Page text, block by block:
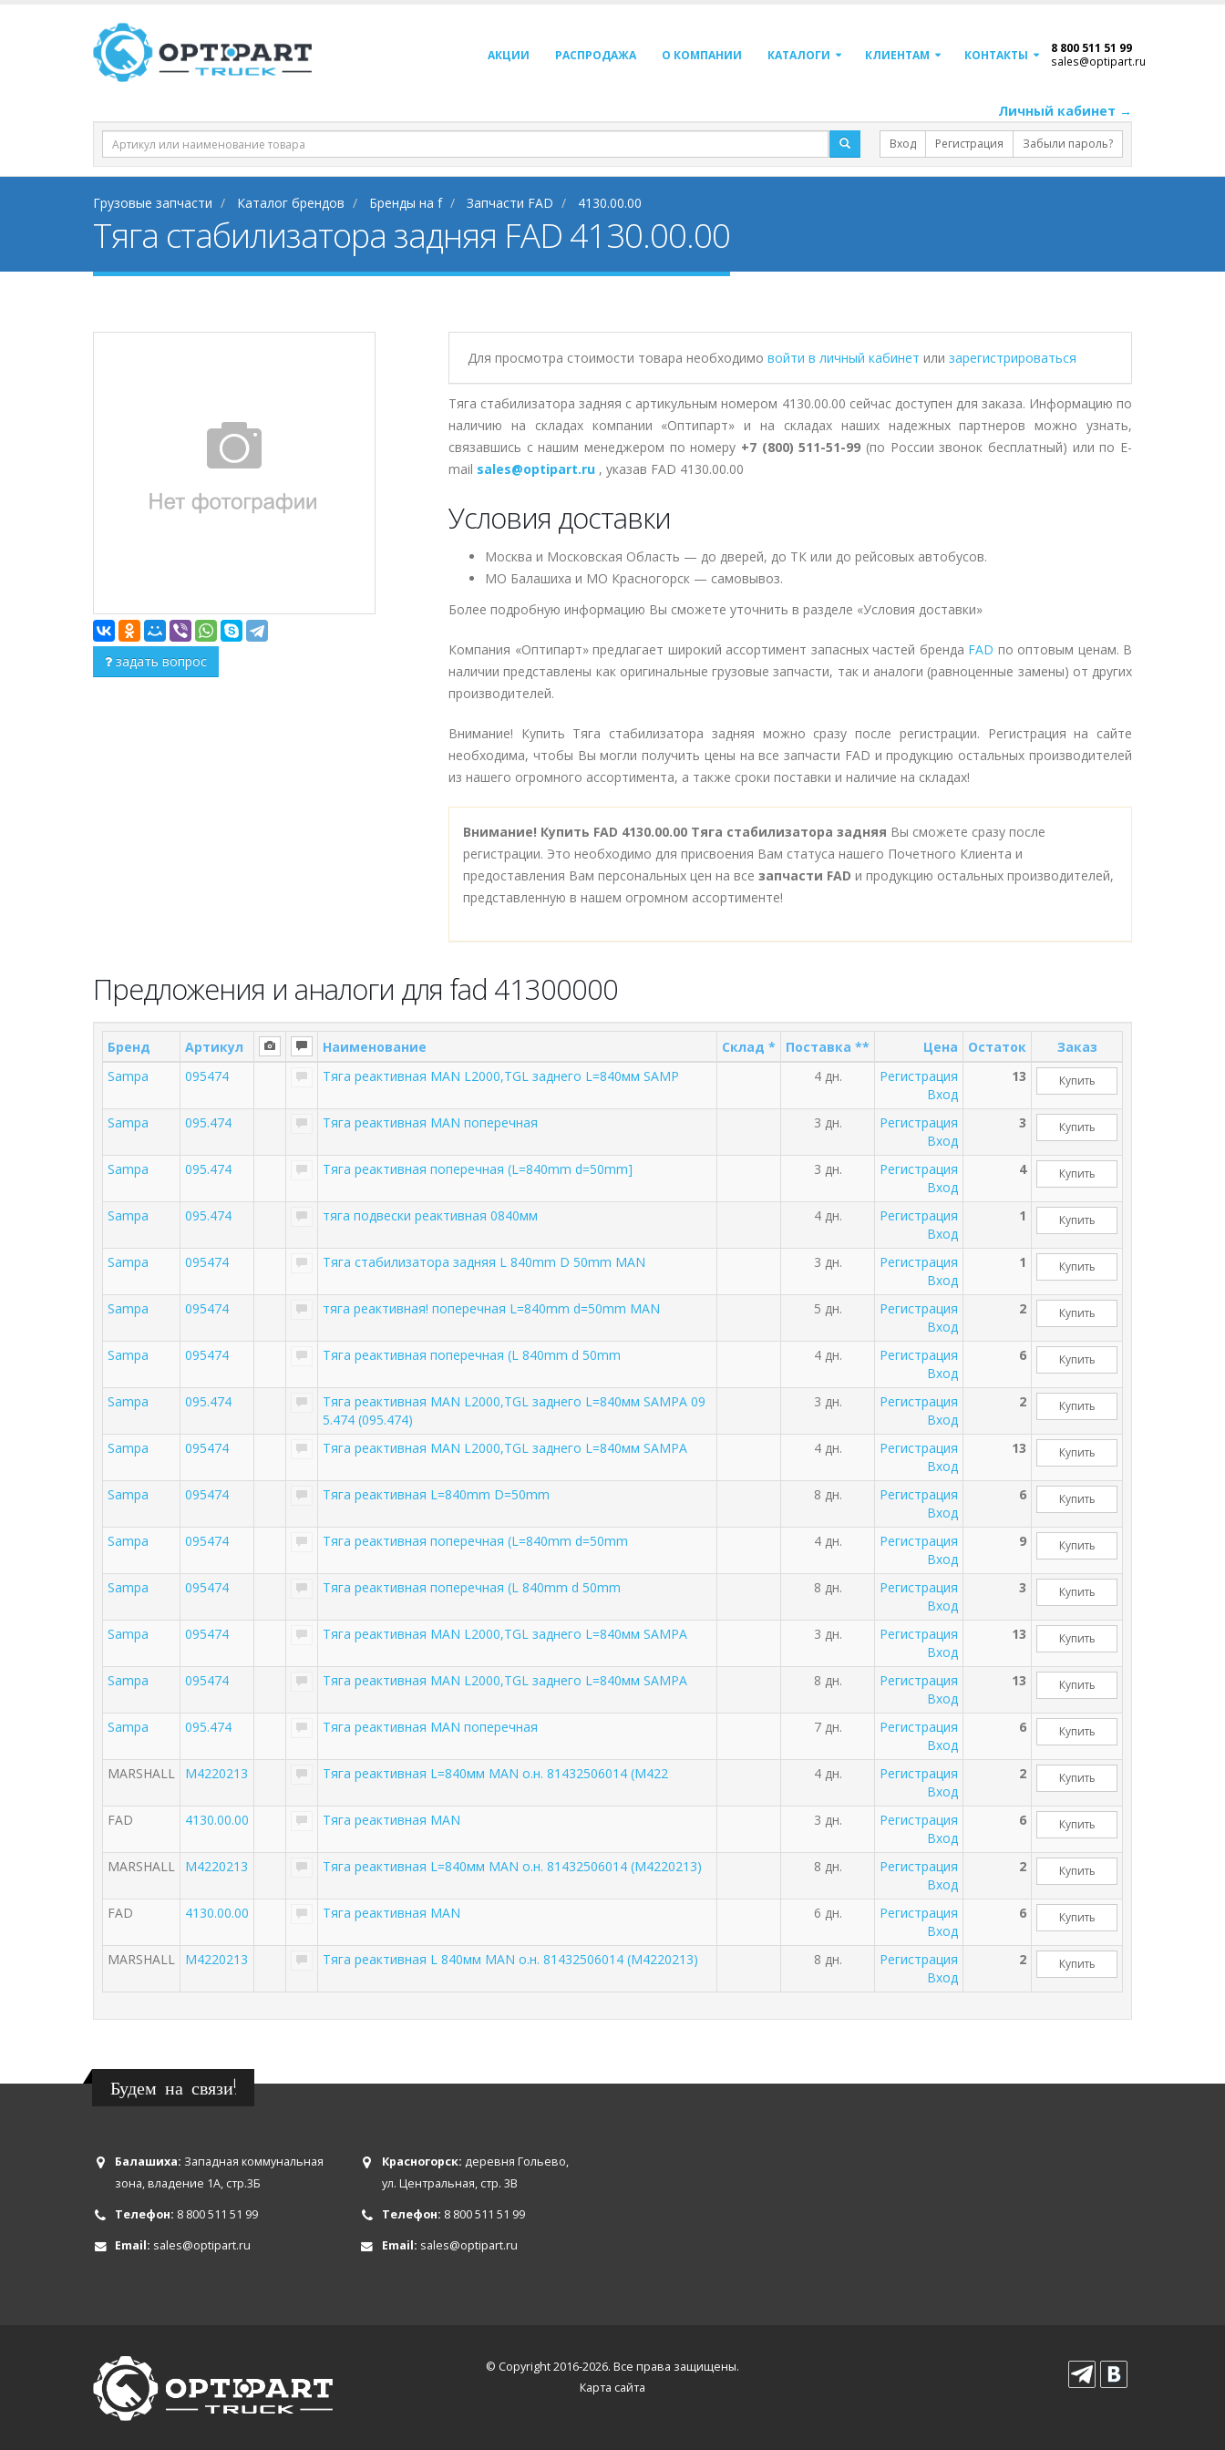
АКЦИИ РАСПРОДАЖА О КОМПАНИИ КАТАЛОГИ КЛИЕНТАМ КОНТАКТЫ 8 800 511 51 99
sales@optipart.ru
Личный кабинет →
Вход Регистрация Забыли пароль?
Грузовые запчасти Каталог брендов Бренды на f Запчасти FAD 4130.00.00
Тяга стабилизатора задняя FAD 4130.00.00
задать вопрос
Для просмотра стоимости товара необходимо войти в личный кабинет или зарегистрироваться
Тяга стабилизатора задняя с артикульным номером 4130.00.00 сейчас доступен для заказа. Информацию по
наличию на складах компании «Оптипарт» и на складах наших надежных партнеров можно узнать,
связавшись с нашим менеджером по номеру +7 (800) 511-51-99 (по России звонок бесплатный) или по E-
mail sales@optipart.ru , указав FAD 4130.00.00
Условия доставки
Москва и Московская Область — до дверей, до ТК или до рейсовых автобусов.
МО Балашиха и МО Красногорск — самовывоз.
Более подробную информацию Вы сможете уточнить в разделе «Условия доставки»
Компания «Оптипарт» предлагает широкий ассортимент запасных частей бренда FAD по оптовым ценам. В
наличии представлены как оригинальные грузовые запчасти, так и аналоги (равноценные замены) от других
производителей.
Внимание! Купить Тяга стабилизатора задняя можно сразу после регистрации. Регистрация на сайте
необходима, чтобы Вы могли получить цены на все запчасти FAD и продукцию остальных производителей
из нашего огромного ассортимента, а также сроки поставки и наличие на складах!
Внимание! Купить FAD 4130.00.00 Тяга стабилизатора задняя Вы сможете сразу после
регистрации. Это необходимо для присвоения Вам статуса нашего Почетного Клиента и
предоставления Вам персональных цен на все запчасти FAD и продукцию остальных производителей,
представленную в нашем огромном ассортименте!
Предложения и аналоги для fad 41300000
Бренд Артикул Наименование Склад * Поставка ** Цена Остаток
Заказ
Sampa
095474 Тяга реактивная MAN L2000,TGL заднего L=840мм SAMP 4 дн.
Регистрация
Вход
13 Купить
Sampa 095.474 Тяга реактивная MAN поперечная 3 дн.
Регистрация
Вход
3 Купить
Sampa 095.474 Тяга реактивная поперечная (L=840mm d=50mm] 3 дн.
Регистрация
Вход
4 Купить
Sampa 095.474 тяга подвески реактивная 0840мм 4 дн.
Регистрация
Вход
1 Купить
Sampa 095474 Тяга стабилизатора задняя L 840mm D 50mm MAN 3 дн.
Регистрация
Вход
1 Купить
Sampa 095474 тяга реактивная! поперечная L=840mm d=50mm MAN 5 дн.
Регистрация
Вход
2 Купить
Sampa 095474 Тяга реактивная поперечная (L 840mm d 50mm 4 дн.
Регистрация
Вход
6 Купить
Sampa 095.474
Тяга реактивная MAN L2000,TGL заднего L=840мм SAMPA 09
5.474 (095.474)
3 дн.
Регистрация
Вход
2 Купить
Sampa 095474 Тяга реактивная MAN L2000,TGL заднего L=840мм SAMPA 4 дн.
Регистрация
Вход
13 Купить
Sampa 095474 Тяга реактивная L=840mm D=50mm 8 дн.
Регистрация
Вход
6 Купить
Sampa 095474 Тяга реактивная поперечная (L=840mm d=50mm 4 дн.
Регистрация
Вход
9 Купить
Sampa 095474 Тяга реактивная поперечная (L 840mm d 50mm 8 дн.
Регистрация
Вход
3 Купить
Sampa 095474 Тяга реактивная MAN L2000,TGL заднего L=840мм SAMPA 3 дн.
Регистрация
Вход
13 Купить
Sampa 095474 Тяга реактивная MAN L2000,TGL заднего L=840мм SAMPA 8 дн.
Регистрация
Вход
13 Купить
Sampa 095.474 Тяга реактивная MAN поперечная 7 дн.
Регистрация
Вход
6 Купить
MARSHALL M4220213 Тяга реактивная L=840мм MAN о.н. 81432506014 (M422 4 дн.
Регистрация
Вход
2 Купить
FAD 4130.00.00 Тяга реактивная MAN 3 дн.
Регистрация
Вход
6 Купить
MARSHALL M4220213 Тяга реактивная L=840мм MAN о.н. 81432506014 (M4220213) 8 дн.
Регистрация
Вход
2 Купить
FAD 4130.00.00 Тяга реактивная MAN 6 дн.
Регистрация
Вход
6 Купить
MARSHALL M4220213 Тяга реактивная L 840мм MAN о.н. 81432506014 (M4220213) 8 дн.
Регистрация
Вход
2 Купить
Будем на связи!
Балашиха: Западная коммунальная
зона, владение 1А, стр.3Б
Телефон: 8 800 511 51 99
Email: sales@optipart.ru
Красногорск: деревня Гольево,
ул. Центральная, стр. 3В
Телефон: 8 800 511 51 99
Email: sales@optipart.ru
© Copyright 2016-2026. Все права защищены.
Карта сайта